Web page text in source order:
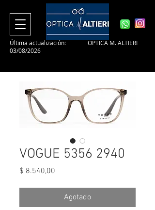
Última actualización:
03/08/2026
OPTICA M. ALTIERI
VOGUE 5356 2940
$ 8.540,00
Agotado